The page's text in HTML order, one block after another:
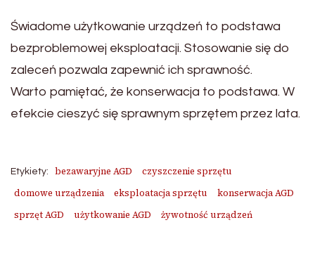
Świadome użytkowanie urządzeń to podstawa
bezproblemowej eksploatacji. Stosowanie się do
zaleceń pozwala zapewnić ich sprawność.
Warto pamiętać, że konserwacja to podstawa. W
efekcie cieszyć się sprawnym sprzętem przez lata.
Etykiety: bezawaryjne AGD
czyszczenie sprzętu
domowe urządzenia
eksploatacja sprzętu
konserwacja AGD
sprzęt AGD
użytkowanie AGD żywotność urządzeń